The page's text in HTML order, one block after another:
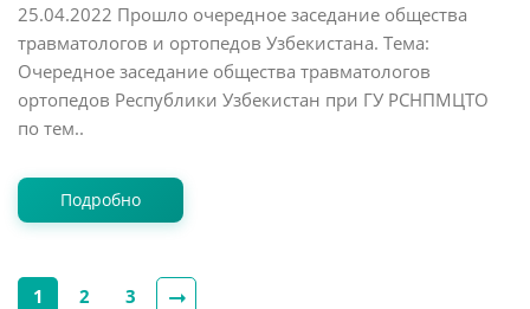
25.04.2022 Прошло очередное заседание общества
травматологов и ортопедов Узбекистана. Тема:
Очередное заседание общества травматологов
ортопедов Республики Узбекистан при ГУ РСНПМЦТО
по тем..
Подробно
1 2 3